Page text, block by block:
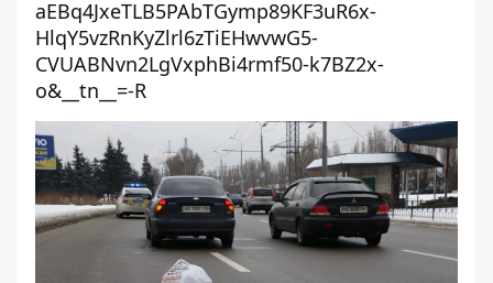
aEBq4JxeTLB5PAbTGymp89KF3uR6x-
HlqY5vzRnKyZlrl6zTiEHwvwG5-
CVUABNvn2LgVxphBi4rmf50-k7BZ2x-
o&__tn__=-R